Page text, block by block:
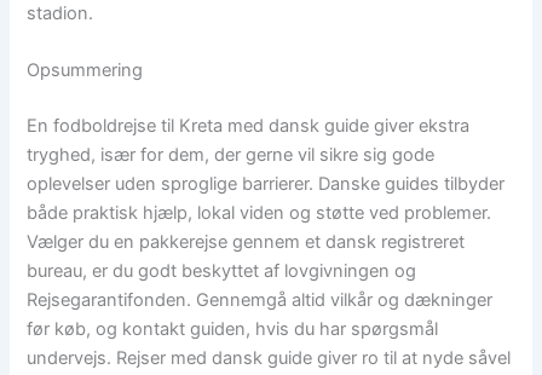
stadion.
Opsummering
En fodboldrejse til Kreta med dansk guide giver ekstra
tryghed, især for dem, der gerne vil sikre sig gode
oplevelser uden sproglige barrierer. Danske guides tilbyder
både praktisk hjælp, lokal viden og støtte ved problemer.
Vælger du en pakkerejse gennem et dansk registreret
bureau, er du godt beskyttet af lovgivningen og
Rejsegarantifonden. Gennemgå altid vilkår og dækninger
før køb, og kontakt guiden, hvis du har spørgsmål
undervejs. Rejser med dansk guide giver ro til at nyde såvel